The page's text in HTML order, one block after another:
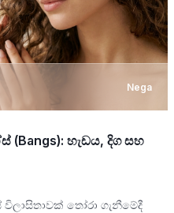
Nega
(Bangs): හැඩය, දිග සහ
තෝරා ගැනීමේදී